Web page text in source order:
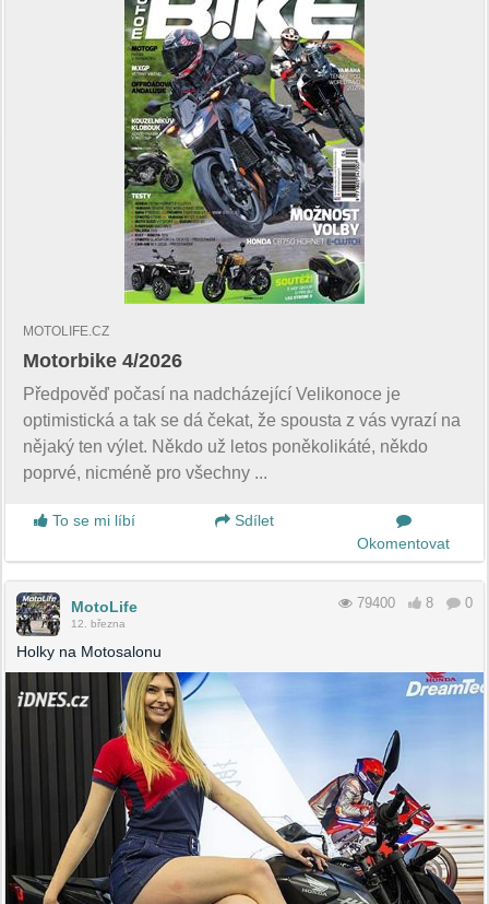
MOTOLIFE.CZ
Motorbike 4/2026
Předpověď počasí na nadcházející Velikonoce je
optimistická a tak se dá čekat, že spousta z vás vyrazí na
nějaký ten výlet. Někdo už letos poněkolikáté, někdo
poprvé, nicméně pro všechny ...
To se mi líbí
Sdílet
Okomentovat
MotoLife
12. března
79400 8 0
Holky na Motosalonu